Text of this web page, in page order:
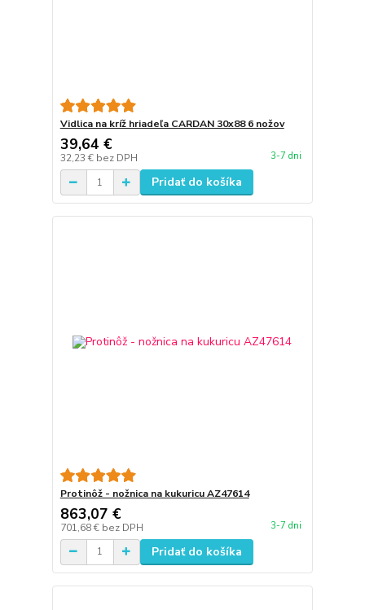
Vidlica na kríž hriadeľa CARDAN 30x88 6 nožov
39,64 €
32,23 € bez DPH 3-7 dni
Pridať do košíka
Protinôž - nožnica na kukuricu AZ47614
863,07 €
701,68 € bez DPH 3-7 dni
Pridať do košíka